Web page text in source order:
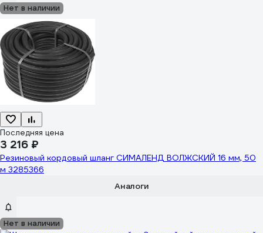
Нет в наличии
Последняя цена
3 216 ₽
Резиновый кордовый шланг СИМАЛЕНД ВОЛЖСКИЙ 16 мм, 50
м 3285366
Аналоги
Нет в наличии